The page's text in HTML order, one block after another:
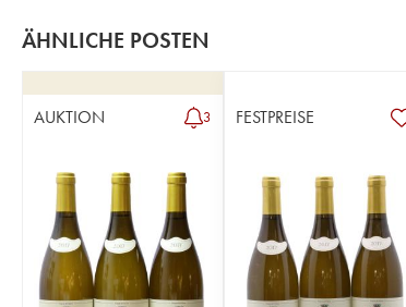
ÄHNLICHE POSTEN
AUKTION 3 FESTPREISE